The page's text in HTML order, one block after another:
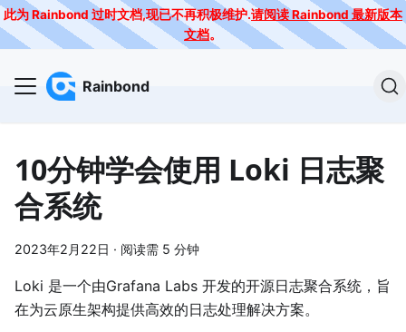
此为 Rainbond 过时文档,现已不再积极维护.请阅读 Rainbond 最新版本
文档。
Rainbond
10分钟学会使用 Loki 日志聚
合系统
2023年2月22日 · 阅读需 5 分钟
Loki 是一个由Grafana Labs 开发的开源日志聚合系统，旨
在为云原生架构提供高效的日志处理解决方案。